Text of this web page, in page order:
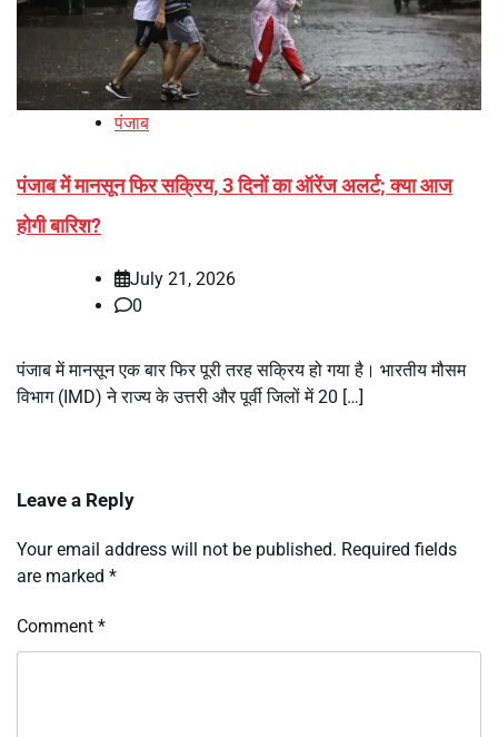
पंजाब
पंजाब में मानसून फिर सक्रिय, 3 दिनों का ऑरेंज अलर्ट; क्या आज
होगी बारिश?
July 21, 2026
0
पंजाब में मानसून एक बार फिर पूरी तरह सक्रिय हो गया है। भारतीय मौसम
विभाग (IMD) ने राज्य के उत्तरी और पूर्वी जिलों में 20 […]
Leave a Reply
Your email address will not be published. Required fields
are marked *
Comment *